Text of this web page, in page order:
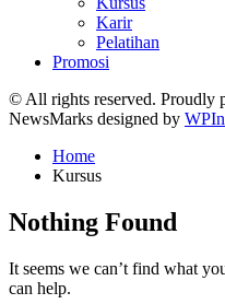
Karir
Pelatihan
Promosi
© All rights reserved. Proudly
NewsMarks designed by
Home
Kursus
Nothing Found
It seems we can’t find what
can help.